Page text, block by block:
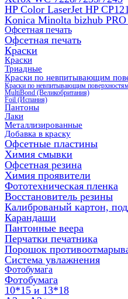
HP Color LaserJet HP
Konica Minolta bizhub
Офсетная печать
Офсетная печать
Краски
Краски
Триадные
Краски по невпитывающим
Краски по невпитывающим
MultiBond (Великобритания)
Foil (Испания)
Пантоны
Лаки
Металлизированные
Добавка в краску
Офсетные пластины
Химия смывки
Офсетная резина
Химия проявители
Фототехническая пленка
Восстановитель резины
Калиброваный картон,
Карандаши
Пантонные веера
Перчатки печатника
Порошок
Система увлажнения
Фотобумага
Фотобумага
10*15 и 13*18